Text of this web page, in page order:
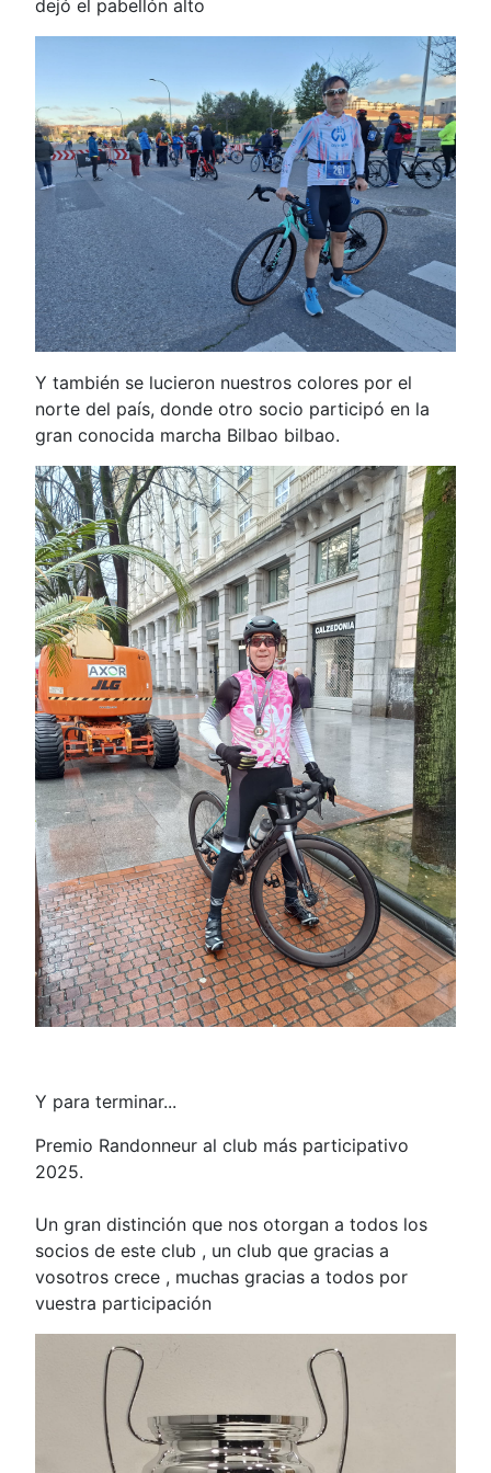
dejó el pabellón alto
Y también se lucieron nuestros colores por el
norte del país, donde otro socio participó en la
gran conocida marcha Bilbao bilbao.
Y para terminar...
Premio Randonneur al club más participativo
2025.
Un gran distinción que nos otorgan a todos los
socios de este club , un club que gracias a
vosotros crece , muchas gracias a todos por
vuestra participación